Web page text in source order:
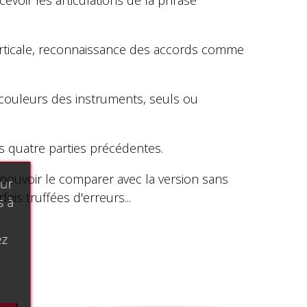
reconnaissance des accords comme
des instruments, seuls ou
quatre parties précédentes.
le comparer avec la version sans
truffées d'erreurs...
à